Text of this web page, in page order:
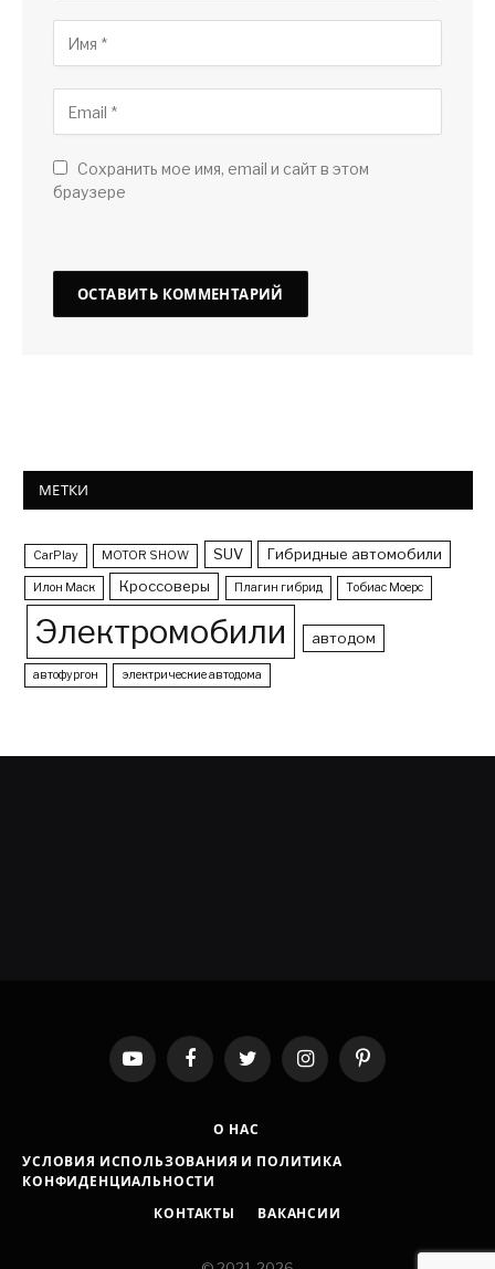
Сохранить мое имя, email и сайт в этом
браузере
МЕТКИ
CarPlay MOTOR SHOW SUV Гибридные автомобили
Илон Маск Кроссоверы Плагин гибрид Тобиас Моерс
Электромобили автодом
автофургон электрические автодома
YouTubeFacebookTwitter InstagramPinterest
О НАС
УСЛОВИЯ ИСПОЛЬЗОВАНИЯ И ПОЛИТИКА
КОНФИДЕНЦИАЛЬНОСТИ
КОНТАКТЫ
ВАКАНСИИ